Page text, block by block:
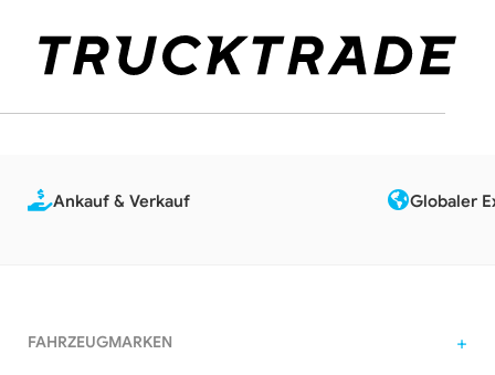
Ankauf & Verkauf Globaler
FAHRZEUGMARKEN